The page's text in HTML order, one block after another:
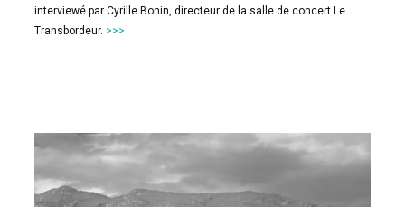
interviewé par Cyrille Bonin, directeur de la salle de concert Le
Transbordeur. >>>